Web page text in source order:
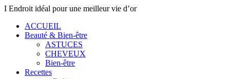
I Endroit idéal pour une meilleur vie d’or
ACCUEIL
Beauté & Bien-être
ASTUCES
CHEVEUX
Bien-être
Recettes